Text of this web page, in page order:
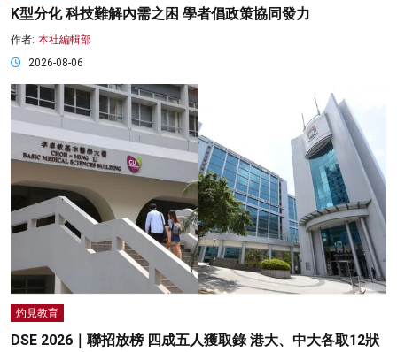
K型分化 科技難解內需之困 學者倡政策協同發力
作者: 本社編輯部
2026-08-06
灼見教育
DSE 2026｜聯招放榜 四成五人獲取錄 港大、中大各取12狀